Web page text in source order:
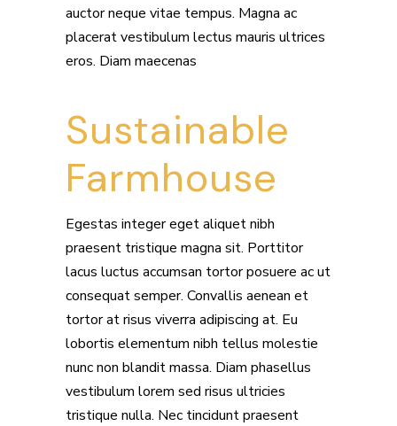
auctor neque vitae tempus. Magna ac
placerat vestibulum lectus mauris ultrices
eros. Diam maecenas
Sustainable
Farmhouse
Egestas integer eget aliquet nibh
praesent tristique magna sit. Porttitor
lacus luctus accumsan tortor posuere ac ut
consequat semper. Convallis aenean et
tortor at risus viverra adipiscing at. Eu
lobortis elementum nibh tellus molestie
nunc non blandit massa. Diam phasellus
vestibulum lorem sed risus ultricies
tristique nulla. Nec tincidunt praesent